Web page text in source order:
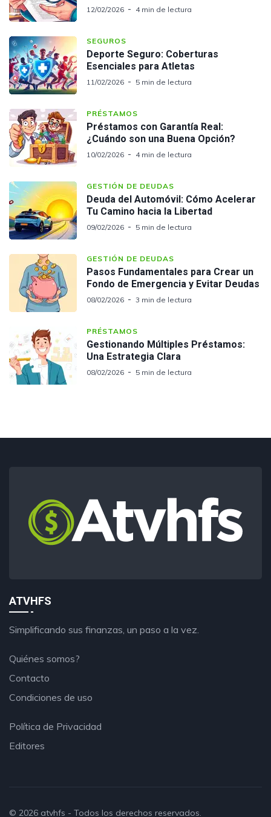
12/02/2026 4 min de lectura
SEGUROS
Deporte Seguro: Coberturas
Esenciales para Atletas
11/02/2026 5 min de lectura
PRÉSTAMOS
Préstamos con Garantía Real:
¿Cuándo son una Buena Opción?
10/02/2026 4 min de lectura
GESTIÓN DE DEUDAS
Deuda del Automóvil: Cómo Acelerar
Tu Camino hacia la Libertad
09/02/2026 5 min de lectura
GESTIÓN DE DEUDAS
Pasos Fundamentales para Crear un
Fondo de Emergencia y Evitar Deudas
08/02/2026 3 min de lectura
PRÉSTAMOS
Gestionando Múltiples Préstamos:
Una Estrategia Clara
08/02/2026 5 min de lectura
ATVHFS
Simplificando sus finanzas, un paso a la vez.
Quiénes somos?
Contacto
Condiciones de uso
Política de Privacidad
Editores
© 2026 atvhfs - Todos los derechos reservados.